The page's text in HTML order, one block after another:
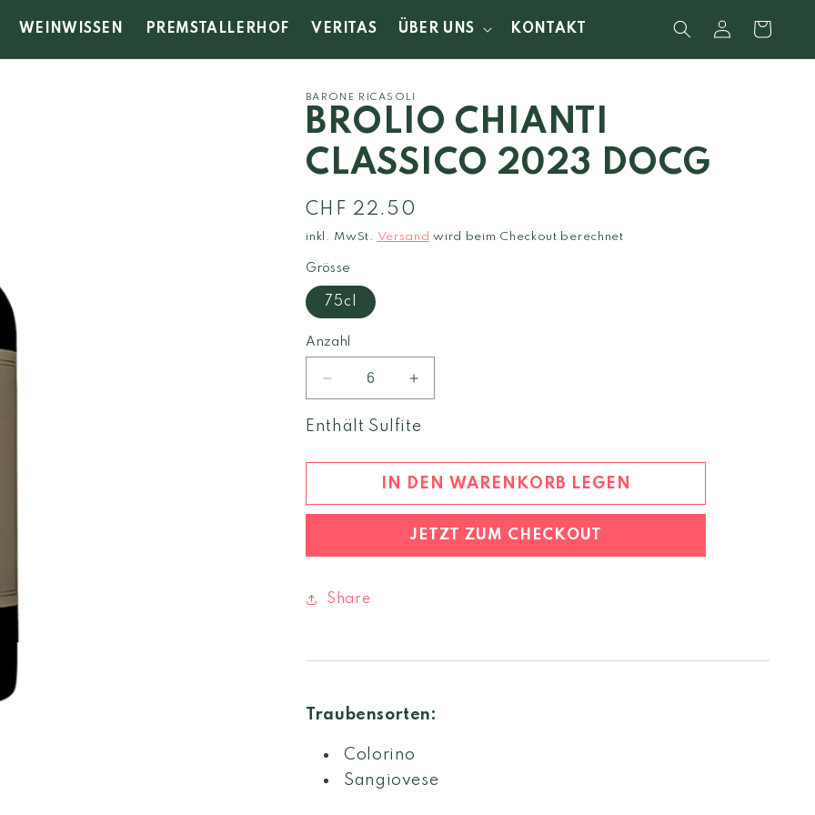
WEINWISSEN PREMSTALLERHOF VERITAS ÜBER UNS KONTAKT EinloggenWarenkorb
BARONE RICASOLI
BROLIO CHIANTI
CLASSICO 2023 DOCG
Normaler
Preis
CHF 22.50
inkl. MwSt. Versand wird beim Checkout berechnet
Grösse
75cl
Anzahl
Verringere
die
Menge
Brolio
classico
2023
Erhöhe
die
Menge
Brolio
Chianti
classico
2023
DOCG
Enthält Sulfite
IN DEN WARENKORB LEGEN
JETZT ZUM CHECKOUT
Share
Traubensorten:
Colorino
Sangiovese